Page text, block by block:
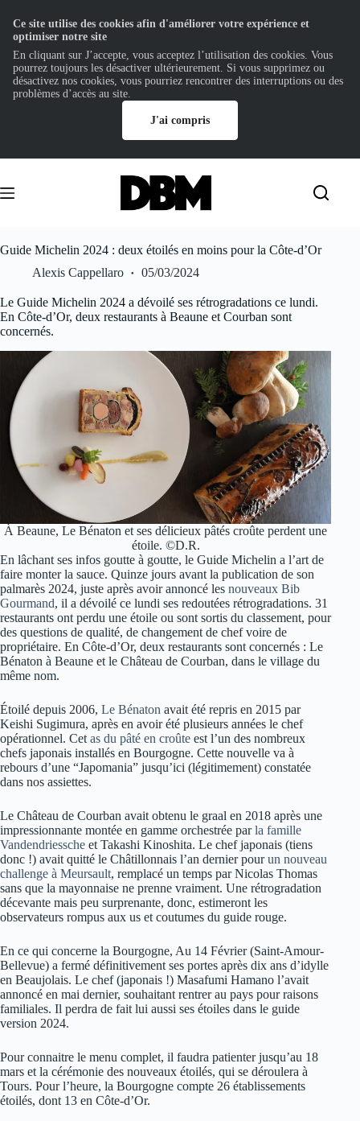
contenu
Guide Michelin 2024 : deux étoilés en moins pour la Côte-d’Or
Alexis Cappellaro
05/03/2024
Le Guide Michelin 2024 a dévoilé ses rétrogradations ce lundi.
En Côte-d’Or, deux restaurants à Beaune et Courban sont
concernés.
À Beaune, Le Bénaton et ses délicieux pâtés croûte perdent une
étoile. ©D.R.
En lâchant ses infos goutte à goutte, le Guide Michelin a l’art de
faire monter la sauce. Quinze jours avant la publication de son
palmarès 2024, juste après avoir annoncé les nouveaux Bib
Gourmand, il a dévoilé ce lundi ses redoutées rétrogradations. 31
restaurants ont perdu une étoile ou sont sortis du classement, pour
des questions de qualité, de changement de chef voire de
propriétaire. En Côte-d’Or, deux restaurants sont concernés : Le
Bénaton à Beaune et le Château de Courban, dans le village du
même nom.
Étoilé depuis 2006, Le Bénaton avait été repris en 2015 par
Keishi Sugimura, après en avoir été plusieurs années le chef
opérationnel. Cet as du pâté en croûte est l’un des nombreux
chefs japonais installés en Bourgogne. Cette nouvelle va à
rebours d’une “Japomania” jusqu’ici (légitimement) constatée
dans nos assiettes.
Le Château de Courban avait obtenu le graal en 2018 après une
impressionnante montée en gamme orchestrée parla famille
Vandendriessche et Takashi Kinoshita. Le chef japonais (tiens
donc !) avait quitté le Châtillonnais l’an dernier pourun nouveau
challenge à Meursault, remplacé un temps par Nicolas Thomas
sans que la mayonnaise ne prenne vraiment. Une rétrogradation
décevante mais peu surprenante, donc, estimeront les
observateurs rompus aux us et coutumes du guide rouge.
En ce qui concerne la Bourgogne, Au 14 Février (Saint-Amour-
Bellevue) a fermé définitivement ses portes après dix ans d’idylle
en Beaujolais. Le chef (japonais !) Masafumi Hamano l’avait
annoncé en mai dernier, souhaitant rentrer au pays pour raisons
familiales. Il perdra de fait lui aussi ses étoiles dans le guide
version 2024.
Pour connaitre le menu complet, il faudra patienter jusqu’au 18
mars et la cérémonie des nouveaux étoilés, qui se déroulera à
Tours. Pour l’heure, la Bourgogne compte 26 établissements
étoilés, dont 13 en Côte-d’Or.
Ce site utilise des cookies afin d'améliorer votre expérience et
optimiser notre site
En cliquant sur J’accepte, vous acceptez l’utilisation des cookies. Vous
pourrez toujours les désactiver ultérieurement. Si vous supprimez ou
désactivez nos cookies, vous pourriez rencontrer des interruptions ou des
problèmes d’accès au site.
J'ai compris